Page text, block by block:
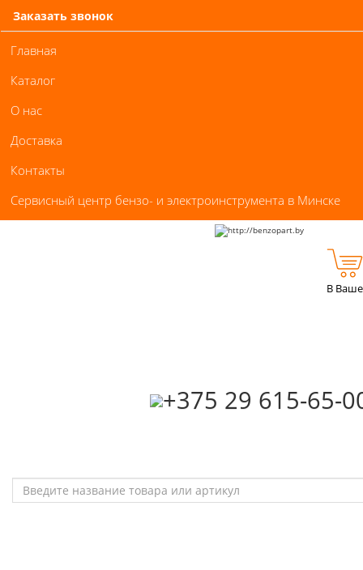
Заказать звонок
Главная
Каталог
О нас
Доставка
Контакты
Сервисный центр бензо- и электроинструмента в Минске
‎+375 29 615-65-
В